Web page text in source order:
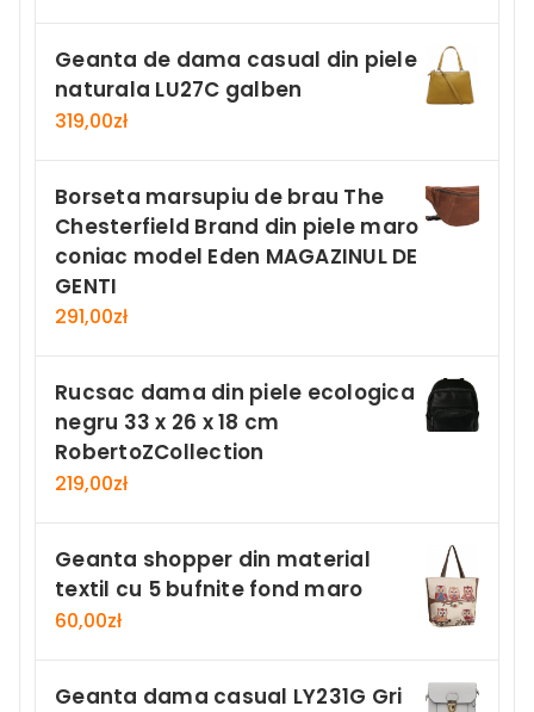
Geanta de dama casual din piele
naturala LU27C galben
319,00zł
Borseta marsupiu de brau The
Chesterfield Brand din piele maro
coniac model Eden MAGAZINUL DE
GENTI
291,00zł
Rucsac dama din piele ecologica
negru 33 x 26 x 18 cm
RobertoZCollection
219,00zł
Geanta shopper din material
textil cu 5 bufnite fond maro
60,00zł
Geanta dama casual LY231G Gri